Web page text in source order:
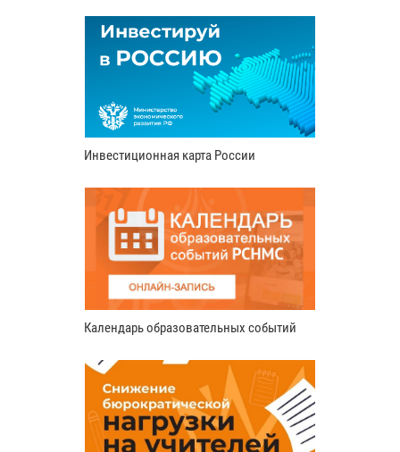
Инвестиционная карта России
Календарь образовательных событий